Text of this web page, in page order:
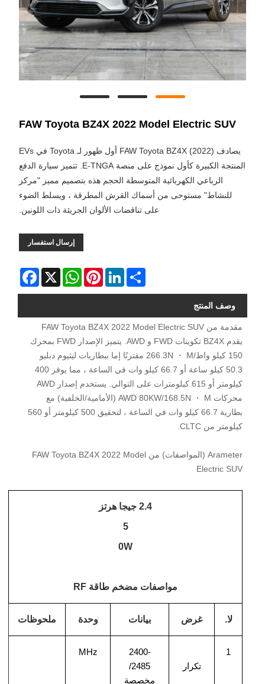
FAW Toyota BZ4X 2022 Model Electric SUV
يصادف FAW Toyota BZ4X (2022) أول ظهور لـ Toyota في EVs
المنتجة الكبيرة كأول نموذج على منصة E-TNGA. تتميز سيارة الدفع
الرباعي الكهربائية المتوسطة الحجم هذه بتصميم مميز "مركز
للنشاط" مستوحى من أسماك القرش المطرقة ، ويسلط الضوء
على تناقضات الألوان الجريئة ذات اللونين.
إرسال استفسار
Facebook X
WhatsAppPinterestLinkedInShare
وصف المنتج
مقدمة من FAW Toyota BZ4X 2022 Model Electric SUV
يقدم BZ4X تكوينات FWD و AWD. يتميز الإصدار FWD بمحرك
150 كيلو واط/266.3N ・ M مقترنًا إما ببطاريات ليثيوم دبليو
50.3 كيلو ساعة أو 66.7 كيلو وات في الساعة ، مما يوفر 400
كيلومتر أو 615 كيلومترات على التوالي. يستخدم إصدار AWD
محركات AWD 80KW/168.5N ・ M (الأمامية/الخلفية) مع
بطارية 66.7 كيلو وات في الساعة ، لتحقيق 500 كيلومتر أو 560
كيلومتر من CLTC.
Arameter (المواصفات) من FAW Toyota BZ4X 2022 Model
Electric SUV
2.4 جيجا هرتز
5
0W
مواصفات مضخم طاقة RF
لا. غرض بيانات وحدة ملحوظات
1
تكرار
2400-
2
485/
مخصصة
MHz